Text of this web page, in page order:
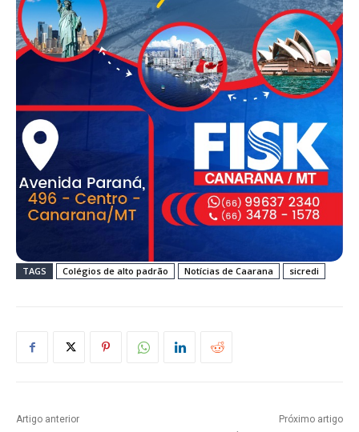
TAGS Colégios de alto padrão Notícias de Caarana sicredi
Artigo anterior Próximo artigo